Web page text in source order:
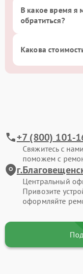
В какое время я
обратиться?
Какова
+7 (800) 101-
Свяжитесь с
поможем с
Центральный
Привозите
оформляйте